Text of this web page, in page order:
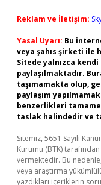
Reklam ve İletişim:
Yasal Uyarı: Bu
veya şahıs şirketi ile
Sitede yalnızca kendi
paylaşılmaktadır.
taşımamakta olup,
paylaşım
benzerlikleri
taslak halindedir ve
Sitemiz, 5651 Sayılı
Kurumu (BTK)
vermektedir. Bu
veya araştırma
yazdıkları içeriklerin